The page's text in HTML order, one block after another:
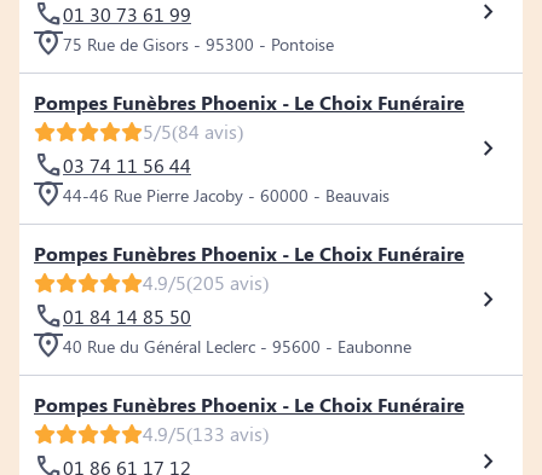
01 30 73 61 99
75 Rue de Gisors - 95300 - Pontoise
Pompes Funèbres Phoenix - Le Choix Funéraire
5/5(84 avis)
03 74 11 56 44
44-46 Rue Pierre Jacoby - 60000 - Beauvais
Pompes Funèbres Phoenix - Le Choix Funéraire
4.9/5(205 avis)
01 84 14 85 50
40 Rue du Général Leclerc - 95600 - Eaubonne
Pompes Funèbres Phoenix - Le Choix Funéraire
4.9/5(133 avis)
01 86 61 17 12